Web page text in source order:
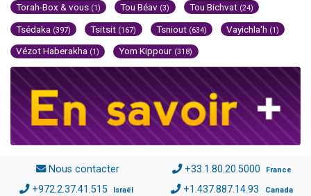
Torah-Box & vous (1) Tou Béav (3) Tou Bichvat (24)
Tsédaka (397) Tsitsit (167) Tsniout (634) Vayichla'h (1)
Vézot Haberakha (1) Yom Kippour (318)
Nous contacter +33.1.80.20.5000 France
+972.2.37.41.515 Israël +1.437.887.14.93 Canada